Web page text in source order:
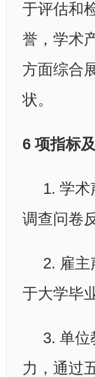
于评估和
誉，学术
方面综合
状。
6 项指标
1. 学术
调查问卷
2. 雇主
于大学毕
3. 单位
力，通过